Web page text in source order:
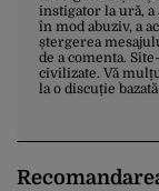
instigator la ură,
în mod abuziv, a
ștergerea
de a comenta.
civilizate. Vă
la o discuție